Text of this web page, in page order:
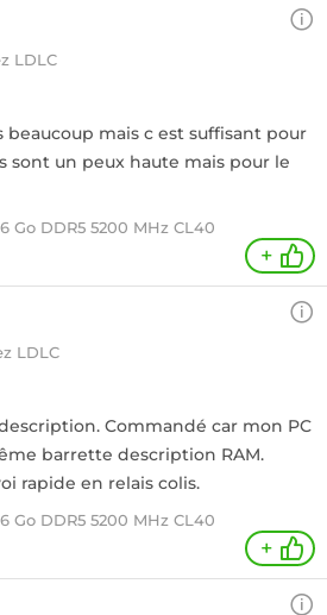
LDLC
beaucoup mais c est suffisant pour
sont un peux haute mais pour le
Go DDR5 5200 MHz CL40
+
LDLC
Commandé car mon PC
barrette description RAM.
rapide en relais colis.
Go DDR5 5200 MHz CL40
+